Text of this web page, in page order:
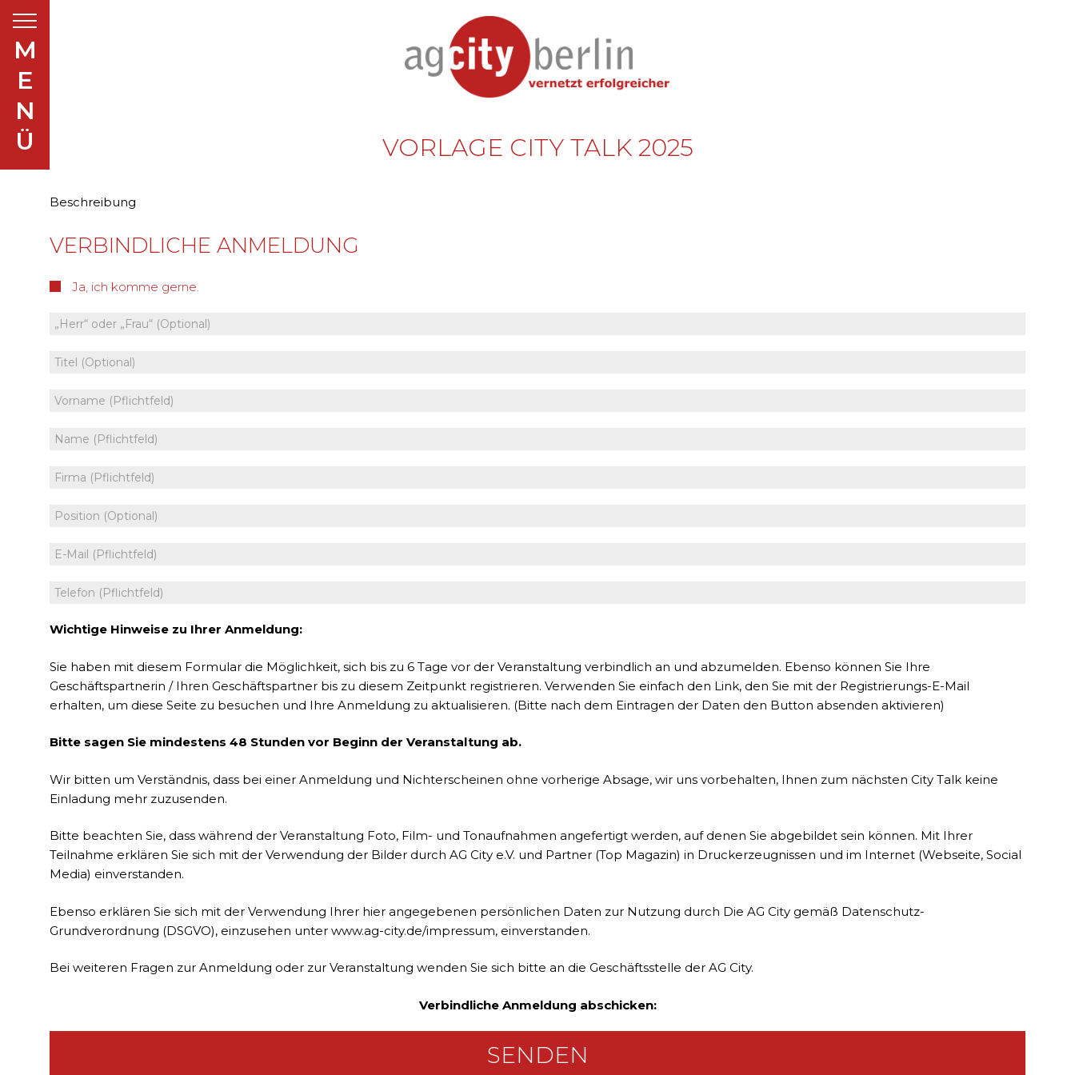
VORLAGE CITY TALK 2025
Beschreibung
VERBINDLICHE ANMELDUNG
Ja, ich komme gerne.
Wichtige Hinweise zu Ihrer Anmeldung:
Sie haben mit diesem Formular die Möglichkeit, sich bis zu 6 Tage vor der Veranstaltung verbindlich an und abzumelden. Ebenso können Sie Ihre
Geschäftspartnerin / Ihren Geschäftspartner bis zu diesem Zeitpunkt registrieren. Verwenden Sie einfach den Link, den Sie mit der Registrierungs-E-Mail
erhalten, um diese Seite zu besuchen und Ihre Anmeldung zu aktualisieren. (Bitte nach dem Eintragen der Daten den Button absenden aktivieren)
Bitte sagen Sie mindestens 48 Stunden vor Beginn der Veranstaltung ab.
Wir bitten um Verständnis, dass bei einer Anmeldung und Nichterscheinen ohne vorherige Absage, wir uns vorbehalten, Ihnen zum nächsten City Talk keine
Einladung mehr zuzusenden.
Bitte beachten Sie, dass während der Veranstaltung Foto, Film- und Tonaufnahmen angefertigt werden, auf denen Sie abgebildet sein können. Mit Ihrer
Teilnahme erklären Sie sich mit der Verwendung der Bilder durch AG City e.V. und Partner (Top Magazin) in Druckerzeugnissen und im Internet (Webseite, Social
Media) einverstanden.
Ebenso erklären Sie sich mit der Verwendung Ihrer hier angegebenen persönlichen Daten zur Nutzung durch Die AG City gemäß Datenschutz-
Grundverordnung (DSGVO), einzusehen unter www.ag-city.de/impressum, einverstanden.
Bei weiteren Fragen zur Anmeldung oder zur Veranstaltung wenden Sie sich bitte an die Geschäftsstelle der AG City.
Verbindliche Anmeldung abschicken:
M
E
N
Ü